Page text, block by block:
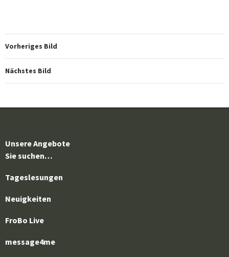
Vorheriges Bild
Nächstes Bild
Unsere Angebote
Sie suchen…
Tageslesungen
Neuigkeiten
FroBo Live
message4me